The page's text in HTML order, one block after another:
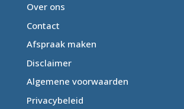
Over ons
Contact
Afspraak maken
Disclaimer
Algemene voorwaarden
Privacybeleid